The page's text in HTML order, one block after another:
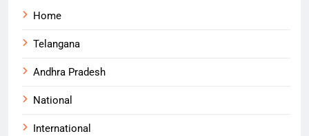
Home
Telangana
Andhra Pradesh
National
International